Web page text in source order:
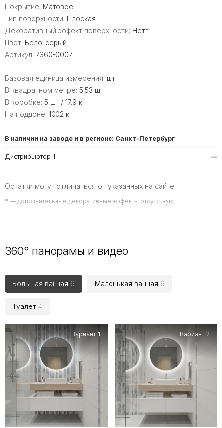
Покрытие: Матовое
Тип поверхности: Плоская
Декоративный эффект поверхности: Нет*
Цвет: Бело-серый
Артикул: 7360-0007
Базовая единица измерения: шт
В квадратном метре: 5.53 шт
В коробке: 5 шт / 17.9 кг
На поддоне: 1002 кг
В наличии на заводе и в регионе: Санкт-Петербург
Дистрибьютор 1 —
Остатки могут отличаться от указанных на сайте
* — дополнительные декоративные эффекты отсутствуют
360° панорамы и видео
Большая ванная 6 Маленькая ванная 6
Туалет 4
Вариант 1 Вариант 2